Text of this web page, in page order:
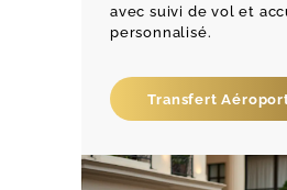
avec suivi de vol et
personnalisé.
Transfert